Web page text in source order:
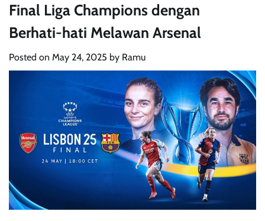
Final Liga Champions dengan
Berhati-hati Melawan Arsenal
Posted on May 24, 2025 by Ramu